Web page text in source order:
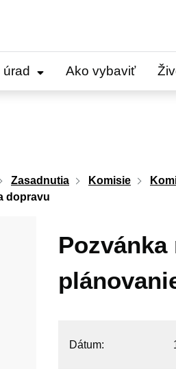
Ako vybaviť
Zasadnutia Komisie
dopravu
Dátum